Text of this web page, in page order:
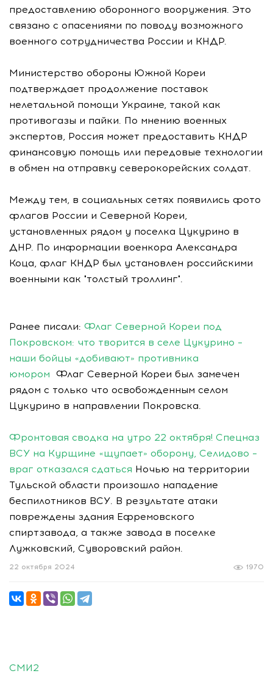
предоставлению оборонного вооружения. Это
связано с опасениями по поводу возможного
военного сотрудничества России и КНДР.
Министерство обороны Южной Кореи
подтверждает продолжение поставок
нелетальной помощи Украине, такой как
противогазы и пайки. По мнению военных
экспертов, Россия может предоставить КНДР
финансовую помощь или передовые технологии
в обмен на отправку северокорейских солдат.
Между тем, в социальных сетях появились фото
флагов России и Северной Кореи,
установленных рядом у поселка Цукурино в
ДНР. По информации военкора Александра
Коца, флаг КНДР был установлен российскими
военными как "толстый троллинг".
Ранее писали: Флаг Северной Кореи под
Покровском: что творится в селе Цукурино –
наши бойцы «добивают» противника
юмором Флаг Северной Кореи был замечен
рядом с только что освобожденным селом
Цукурино в направлении Покровска.
Фронтовая сводка на утро 22 октября! Спецназ
ВСУ на Курщине «щупает» оборону, Селидово –
враг отказался сдаться Ночью на территории
Тульской области произошло нападение
беспилотников ВСУ. В результате атаки
повреждены здания Ефремовского
спиртзавода, а также завода в поселке
Лужковский, Суворовский район.
1970
22 октября 2024
СМИ2